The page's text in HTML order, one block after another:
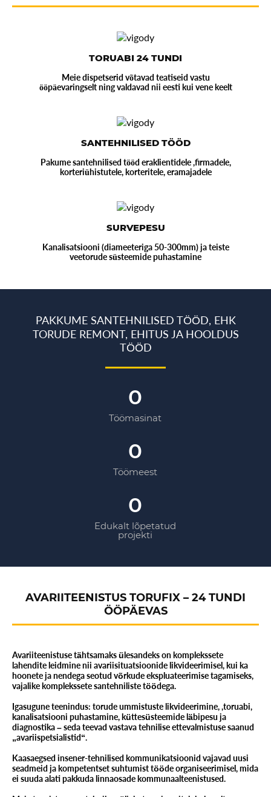
TORUABI 24 TUNDI
Meie dispetserid võtavad teatiseid vastu
ööpäevaringselt ning valdavad nii eesti kui vene keelt
SANTEHNILISED TÖÖD
Pakume santehnilised tööd eraklientidele ,firmadele,
korteriühistutele, korteritele, eramajadele
SURVEPESU
Kanalisatsiooni (diameeteriga 50-300mm) ja teiste
veetorude süsteemide puhastamine
PAKKUME SANTEHNILISED TÖÖD, EHK
TORUDE REMONT, EHITUS JA HOOLDUS
TÖÖD
0
Töömasinat
0
Töömeest
0
Edukalt lõpetatud
projekti
AVARIITEENISTUS TORUFIX – 24 TUNDI
ÖÖPÄEVAS
Avariiteenistuse tähtsamaks ülesandeks on komplekssete
lahendite leidmine nii avariisituatsioonide likvideerimisel, kui ka
hoonete ja nendega seotud võrkude ekspluateerimise tagamiseks,
vajalike komplekssete santehniliste töödega.
Igasugune teenindus: torude ummistuste likvideerimine, ,toruabi,
kanalisatsiooni puhastamine, küttesüsteemide läbipesu ja
diagnostika – seda teevad vastava tehnilise ettevalmistuse saanud
„avariispetsialistid“.
Kaasaegsed insener-tehnilised kommunikatsioonid vajavad uusi
seadmeid ja kompetentset suhtumist tööde organiseerimisel, mida
ei suuda alati pakkuda linnaosade kommunaalteenistused.